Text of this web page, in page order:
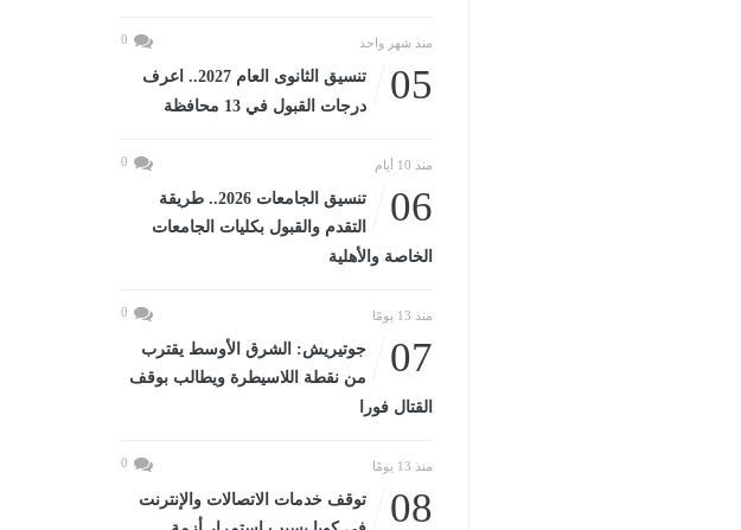
منذ شهر واحد 0
05
تنسيق الثانوى العام 2027.. اعرف
درجات القبول في 13 محافظة
منذ 10 أيام 0
06
تنسيق الجامعات 2026.. طريقة
التقدم والقبول بكليات الجامعات
الخاصة والأهلية
منذ 13 يومًا 0
07
جوتيريش: الشرق الأوسط يقترب
من نقطة اللاسيطرة ويطالب بوقف
القتال فورا
منذ 13 يومًا 0
08
توقف خدمات الاتصالات والإنترنت